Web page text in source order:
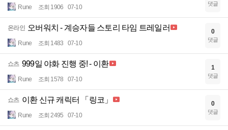
Rune 조회 1906 07-10 댓글
온라인 오버워치 - 계승자들 스토리 타임 트레일러
Rune 조회 1483 07-10
0
댓글
쇼츠 999일 야화 진행 중! - 이환
Rune 조회 1578 07-10
1
댓글
쇼츠 이환 신규 캐릭터 「링코」
Rune 조회 2495 07-10
0
댓글